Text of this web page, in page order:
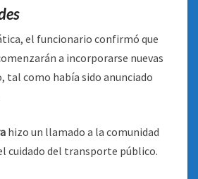
el funcionario confirmó que
a incorporarse nuevas
tal como había sido anunciado
hizo un llamado a la comunidad
cuidado del transporte público.